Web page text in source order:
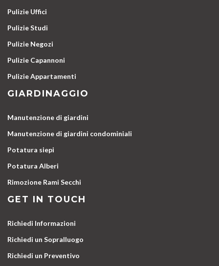
Pulizie Uffici
Pulizie Studi
Pulizie Negozi
Pulizie Capannoni
Pulizie Appartamenti
GIARDINAGGIO
Manutenzione di giardini
Manutenzione di giardini condominiali
Potatura siepi
Potatura Alberi
Rimozione Rami Secchi
GET IN TOUCH
Richiedi Informazioni
Richiedi un Sopralluogo
Richiedi un Preventivo